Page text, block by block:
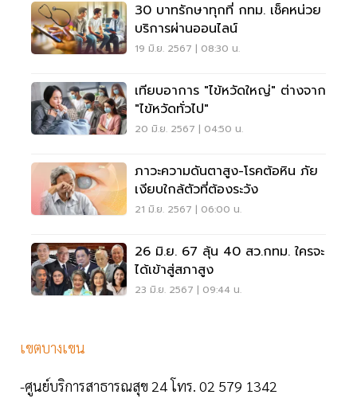
30 บาทรักษาทุกที่ กทม. เช็คหน่วย
บริการผ่านออนไลน์
19 มิ.ย. 2567 | 08:30 น.
เทียบอาการ "ไข้หวัดใหญ่" ต่างจาก
"ไข้หวัดทั่วไป"
20 มิ.ย. 2567 | 04:50 น.
ภาวะความดันตาสูง-โรคต้อหิน ภัย
เงียบใกล้ตัวที่ต้องระวัง
21 มิ.ย. 2567 | 06:00 น.
26 มิ.ย. 67 ลุ้น 40 สว.กทม. ใครจะ
ได้เข้าสู่สภาสูง
23 มิ.ย. 2567 | 09:44 น.
เขตบางเขน
-ศูนย์บริการสาธารณสุข 24 โทร. 02 579 1342